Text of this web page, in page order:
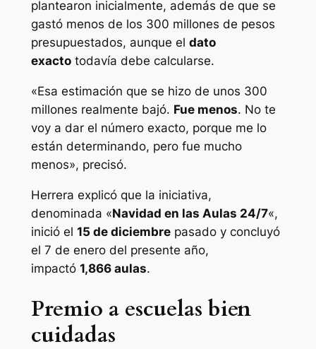
plantearon inicialmente, además de que se
gastó menos de los 300 millones de pesos
presupuestados, aunque el dato
exactotodavía debe calcularse.
«Esa estimación que se hizo de unos 300
millones realmente bajó. Fue menos. No te
voy a dar el número exacto, porque me lo
están determinando, pero fue mucho
menos», precisó.
Herrera explicó que la iniciativa,
denominada «Navidad en las Aulas 24/7«,
inició el 15 de diciembrepasado y concluyó
el 7 de enero del presente año,
impactó 1,866 aulas.
Premio a escuelas bien
cuidadas